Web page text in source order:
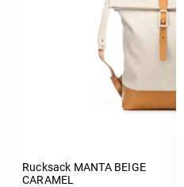
Rucksack MANTA BEIGE
CARAMEL